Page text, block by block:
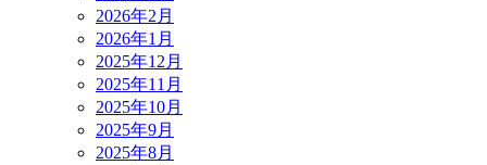
2026年2月
2026年1月
2025年12月
2025年11月
2025年10月
2025年9月
2025年8月